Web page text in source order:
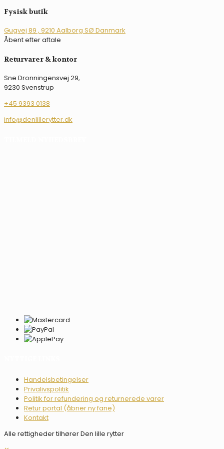
varesiden
Fysisk butik
Gugvej 89 , 9210 Aalborg SØ Danmark
Åbent efter aftale
Returvarer & kontor
Sne Dronningensvej 29,
9230 Svenstrup
+45 9393 0138
info@denlillerytter.dk
Handelsbetingelser
Privalivspolitik
Politik for refundering og returnerede varer
Retur portal (åbner ny fane)
Kontakt
Alle rettigheder tilhører Den lille rytter